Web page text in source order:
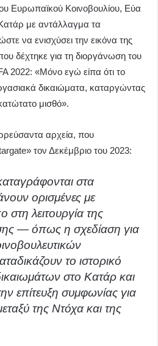
Ευρωπαϊκού Κοινοβουλίου, Εύα
με αντάλλαγμα τα
να ενισχύσει την εικόνα της
δέχτηκε για τη διοργάνωση του
2022: «Μόνο εγώ είπα ότι το
δικαιώματα, καταργώντας
μισθό».
αρχεία, που
τον Δεκέμβριο του 2023:
στα
ορισμένες με
στη λειτουργία της
— όπως η σχεδίαση για
το ιστορικό
στο Κατάρ και
επίτευξη συμφωνίας για
της Ντόχα και της